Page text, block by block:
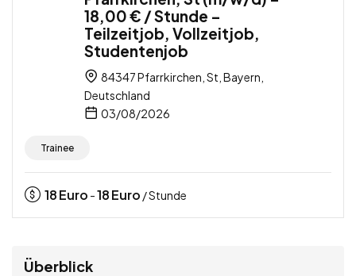
18,00 € / Stunde –
Teilzeitjob, Vollzeitjob,
Studentenjob
84347 Pfarrkirchen, St, Bayern,
Deutschland
03/08/2026
Trainee
18Euro -18Euro / Stunde
Überblick